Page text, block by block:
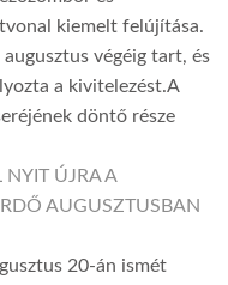
kiemelt felújítása.
végéig tart, és
a kivitelezést.A
döntő része
ÚJRA A
AUGUSZTUSBAN
20-án ismét